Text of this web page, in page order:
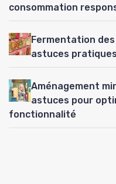
consommation
Fermentation des
astuces
Aménagement
astuces pour
fonctionnalité